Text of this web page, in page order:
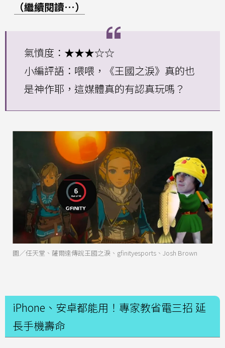
（繼續閱讀…）
氣憤度：★★★☆☆
小編評語：喂喂，《王國之淚》真的也
是神作耶，這媒體真的有認真玩嗎？
圖／任天堂、薩爾達傳說王國之淚、gfinityesports、Josh Brown
iPhone、安卓都能用！專家教省電三招 延
長手機壽命